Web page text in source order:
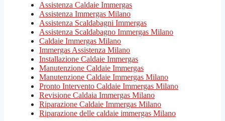
Assistenza Caldaie Immergas
Assistenza Immergas Milano
Assistenza Scaldabagni Immergas
Assistenza Scaldabagno Immergas Milano
Caldaie Immergas Milano
Immergas Assistenza Milano
Installazione Caldaie Immergas
Manutenzione Caldaie Immergas
Manutenzione Caldaie Immergas Milano
Pronto Intervento Caldaie Immergas Milano
Revisione Caldaia Immergas Milano
Riparazione Caldaie Immergas Milano
Riparazione delle caldaie immergas Milano